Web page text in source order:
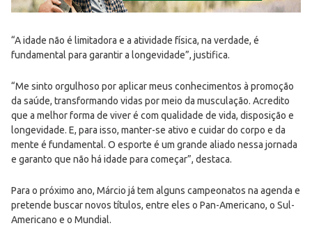
“A idade não é limitadora e a atividade física, na verdade, é
fundamental para garantir a longevidade”, justifica.
“Me sinto orgulhoso por aplicar meus conhecimentos à promoção
da saúde, transformando vidas por meio da musculação. Acredito
que a melhor forma de viver é com qualidade de vida, disposição e
longevidade. E, para isso, manter-se ativo e cuidar do corpo e da
mente é fundamental. O esporte é um grande aliado nessa jornada
e garanto que não há idade para começar”, destaca.
Para o próximo ano, Márcio já tem alguns campeonatos na agenda e
pretende buscar novos títulos, entre eles o Pan-Americano, o Sul-
Americano e o Mundial.